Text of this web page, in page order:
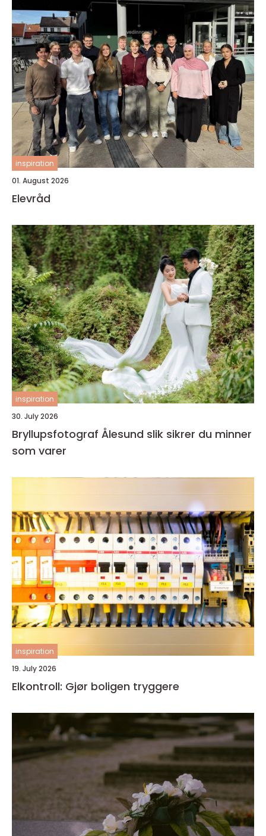
inspiration
01. August 2026
Elevråd
inspiration
30. July 2026
Bryllupsfotograf Ålesund slik sikrer du minner
som varer
inspiration
19. July 2026
Elkontroll: Gjør boligen tryggere